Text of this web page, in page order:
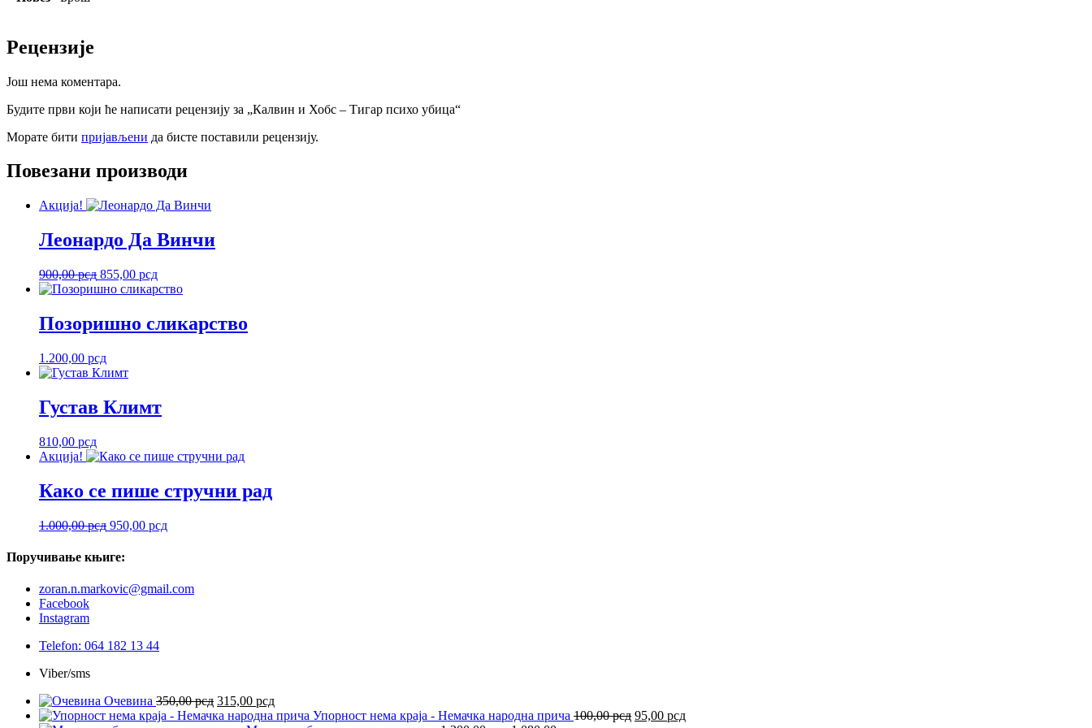
Рецензије
Још нема коментара.
Будите први који ће написати рецензију за „Калвин и Хобс – Тигар психо убица“
Морате бити пријављени да бисте поставили рецензију.
Повезани производи
Акција!
Леонардо Да Винчи
900,00рсд Оригинална
цена
900,00 рсд.
855,00 рсдТренутна
цена
Позоришно сликарство
1.200,00 рсд
Густав Климт
810,00 рсд
Акција!
Како се пише стручни рад
1.000,00рсд Оригинална
је
1.000,00 рсд.
950,00 рсдТренутна
Поручивање књиге:
zoran.n.markovic@gmail.com
Facebook
Instagram
Telefon: 064 182 13 44
Viber/sms
Очевина 350,00рсд Оригинална
цена
315,00 рсдТренутна
цена
Упорност нема краја - Немачка народна прича 100,00рсд Оригинална
95,00 рсдТренутна